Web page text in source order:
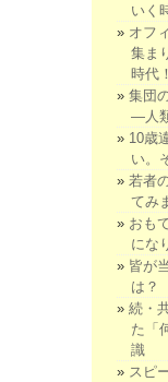
いく
オフ
集ま
時代
集団
―人
10歳
い。
若者
てみ
おも
にな
皆が
は？
続・
た「
識
スピ